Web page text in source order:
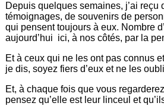
Depuis quelques semaines, j’ai reçu
témoignages, de souvenirs de
qui pensent toujours à eux. Nombre
aujourd’hui ici, à nos côtés, par la
Et à ceux qui ne les ont pas connus
je dis, soyez fiers d’eux et ne les
Et, à chaque fois que vous
pensez qu’elle est leur linceul et